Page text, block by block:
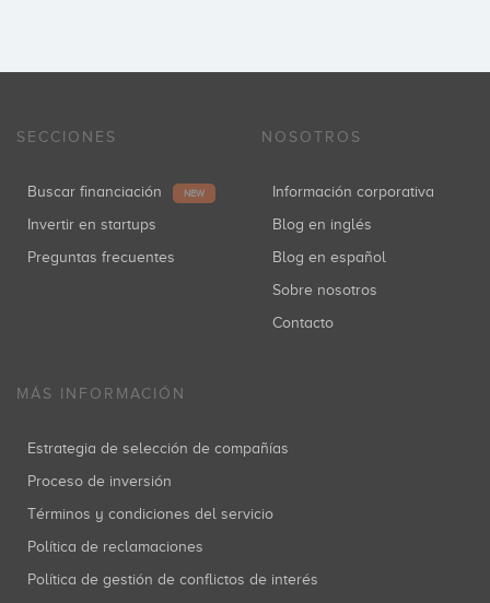
SECCIONES
Buscar financiación NEW
Invertir en startups
Preguntas frecuentes
NOSOTROS
Información corporativa
Blog en inglés
Blog en español
Sobre nosotros
Contacto
MÁS INFORMACIÓN
Estrategia de selección de compañías
Proceso de inversión
Términos y condiciones del servicio
Política de reclamaciones
Política de gestión de conflictos de interés